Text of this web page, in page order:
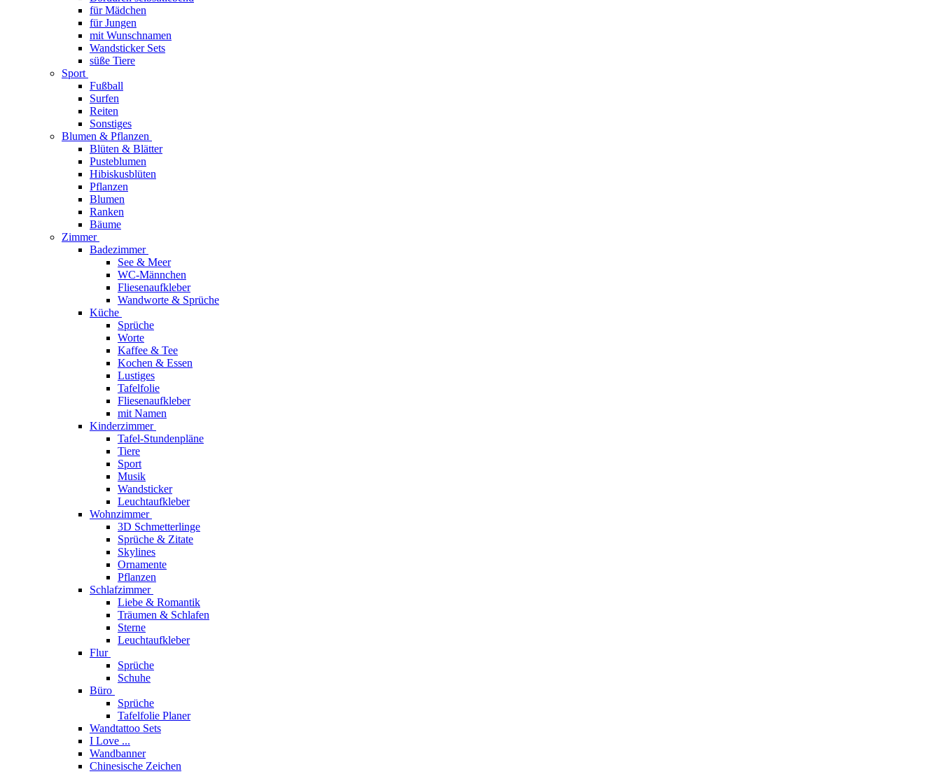
für Mädchen
für Jungen
mit Wunschnamen
Wandsticker Sets
süße Tiere
Sport
Fußball
Surfen
Reiten
Sonstiges
Blumen & Pflanzen
Blüten & Blätter
Pusteblumen
Hibiskusblüten
Pflanzen
Blumen
Ranken
Bäume
Zimmer
Badezimmer
See & Meer
WC-Männchen
Fliesenaufkleber
Wandworte & Sprüche
Küche
Sprüche
Worte
Kaffee & Tee
Kochen & Essen
Lustiges
Tafelfolie
Fliesenaufkleber
mit Namen
Kinderzimmer
Tafel-Stundenpläne
Tiere
Sport
Musik
Wandsticker
Leuchtaufkleber
Wohnzimmer
3D Schmetterlinge
Sprüche & Zitate
Skylines
Ornamente
Pflanzen
Schlafzimmer
Liebe & Romantik
Träumen & Schlafen
Sterne
Leuchtaufkleber
Flur
Sprüche
Schuhe
Büro
Sprüche
Tafelfolie Planer
Wandtattoo Sets
I Love ...
Wandbanner
Chinesische Zeichen